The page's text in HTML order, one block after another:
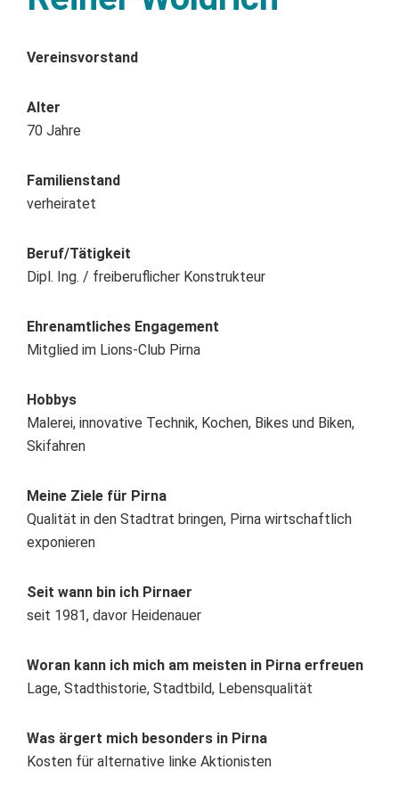
Vereinsvorstand
Alter
70 Jahre
Familienstand
verheiratet
Beruf/Tätigkeit
Dipl. Ing. / freiberuflicher Konstrukteur
Ehrenamtliches Engagement
Mitglied im Lions-Club Pirna
Hobbys
Malerei, innovative Technik, Kochen, Bikes und Biken,
Skifahren
Meine Ziele für Pirna
Qualität in den Stadtrat bringen, Pirna wirtschaftlich
exponieren
Seit wann bin ich Pirnaer
seit 1981, davor Heidenauer
Woran kann ich mich am meisten in Pirna erfreuen
Lage, Stadthistorie, Stadtbild, Lebensqualität
Was ärgert mich besonders in Pirna
Kosten für alternative linke Aktionisten